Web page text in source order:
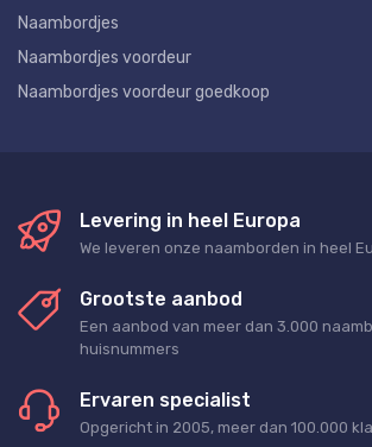
Naambordjes
Naambordjes voordeur
Naambordjes voordeur goedkoop
Levering in heel Europa
We leveren onze naamborden in heel
Grootste aanbod
Een aanbod van meer dan 3.000
huisnummers
Ervaren specialist
Opgericht in 2005, meer dan 100.000